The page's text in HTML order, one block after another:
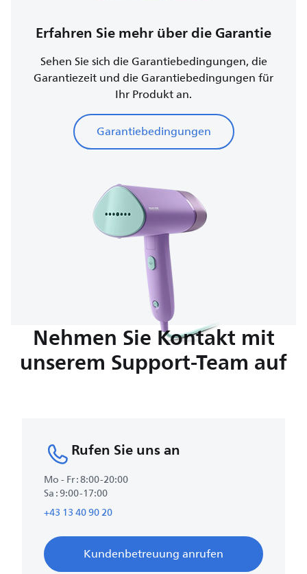
Erfahren Sie mehr über die Garantie
Sehen Sie sich die Garantiebedingungen, die
Garantiezeit und die Garantiebedingungen für
Ihr Produkt an.
Garantiebedingungen
Nehmen Sie Kontakt mit
unserem Support-Team auf
Rufen Sie uns an
Mo - Fr : 8:00-20:00
Sa : 9:00-17:00
+43 13 40 90 20
Kundenbetreuung anrufen